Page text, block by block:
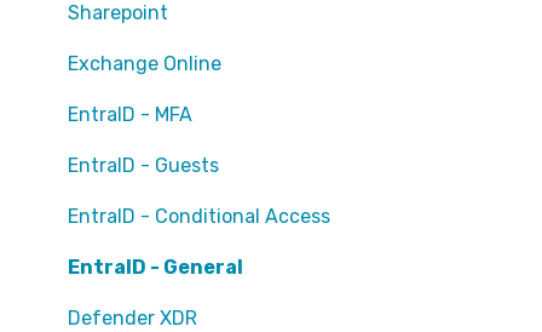
Sharepoint
Exchange Online
EntraID - MFA
EntraID - Guests
EntraID - Conditional Access
EntraID - General
Defender XDR